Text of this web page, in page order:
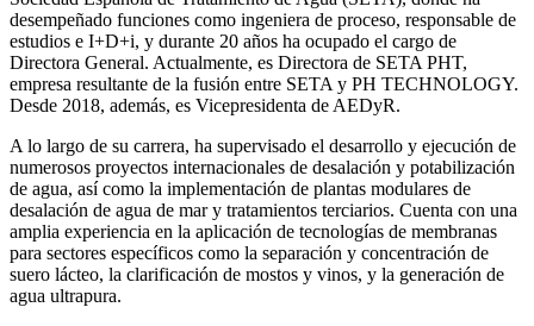
desempeñado funciones como ingeniera de proceso, responsable de
estudios e I+D+i, y durante 20 años ha ocupado el cargo de
Directora General. Actualmente, es Directora de SETA PHT,
empresa resultante de la fusión entre SETA y PH TECHNOLOGY.
Desde 2018, además, es Vicepresidenta de AEDyR.
A lo largo de su carrera, ha supervisado el desarrollo y ejecución de
numerosos proyectos internacionales de desalación y potabilización
de agua, así como la implementación de plantas modulares de
desalación de agua de mar y tratamientos terciarios. Cuenta con una
amplia experiencia en la aplicación de tecnologías de membranas
para sectores específicos como la separación y concentración de
suero lácteo, la clarificación de mostos y vinos, y la generación de
agua ultrapura.